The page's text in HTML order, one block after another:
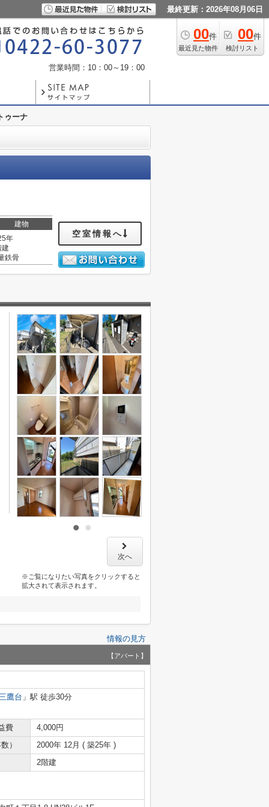
最終更新：2026年08月06日
00件
最近見た物件
00件
検討リスト
営業時間：10：00～19：00
ゥーナ
建物
年
建
鉄骨
空室情報へ
次へ
※ご覧になりたい写真をクリックすると
拡大されて表示されます。
情報の見方
【アパート】
鷹台 」駅 徒歩30分
費
4,000円
）
2000年 12月 ( 築25年 )
2階建